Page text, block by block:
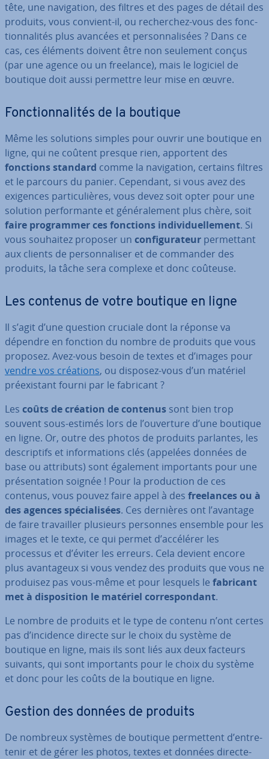
tête, une na­vi­ga­tion, des filtres et des pages de détail des
produits, vous convient-il, ou re­cher­chez-vous des fonc­
tion­na­li­tés plus avancées et per­son­na­li­sées ? Dans ce
cas, ces éléments doivent être non seulement conçus
(par une agence ou un freelance), mais le logiciel de
boutique doit aussi permettre leur mise en œuvre.
Fonc­tion­na­li­tés de la boutique
Même les solutions simples pour ouvrir une boutique en
ligne, qui ne coûtent presque rien, apportent des
fonctions standard comme la na­vi­ga­tion, certains filtres
et le parcours du panier. Cependant, si vous avez des
exigences par­ti­cu­lières, vous devez soit opter pour une
solution per­for­mante et gé­né­ra­le­ment plus chère, soit
faire pro­gram­mer ces fonctions in­di­vi­duel­le­ment. Si
vous souhaitez proposer un con­fi­gu­ra­teur per­met­tant
aux clients de per­son­na­li­ser et de commander des
produits, la tâche sera complexe et donc coûteuse.
Les contenus de votre boutique en ligne
Il s’agit d’une question cruciale dont la réponse va
dépendre en fonction du nombre de produits que vous
proposez. Avez-vous besoin de textes et d’images pour
vendre vos créations, ou disposez-vous d’un matériel
préexis­tant fourni par le fabricant ?
Les coûts de création de contenus sont bien trop
souvent sous-estimés lors de l’ouverture d’une boutique
en ligne. Or, outre des photos de produits parlantes, les
des­crip­tifs et in­for­ma­tions clés (appelées données de
base ou attributs) sont également im­por­tants pour une
pré­sen­ta­tion soignée ! Pour la pro­duc­tion de ces
contenus, vous pouvez faire appel à des free­lances ou à
des agences spé­cia­li­sées. Ces dernières ont l’avantage
de faire tra­vail­ler plusieurs personnes ensemble pour les
images et le texte, ce qui permet d’accélérer les
processus et d’éviter les erreurs. Cela devient encore
plus avan­ta­geux si vous vendez des produits que vous ne
produisez pas vous-même et pour lesquels le fabricant
met à dis­po­si­tion le matériel cor­res­pon­dant.
Le nombre de produits et le type de contenu n’ont certes
pas d’incidence directe sur le choix du système de
boutique en ligne, mais ils sont liés aux deux facteurs
suivants, qui sont im­por­tants pour le choix du système
et donc pour les coûts de la boutique en ligne.
Gestion des données de produits
De nombreux systèmes de boutique per­met­tent d’en­tre­
te­nir et de gérer les photos, textes et données di­rec­te­